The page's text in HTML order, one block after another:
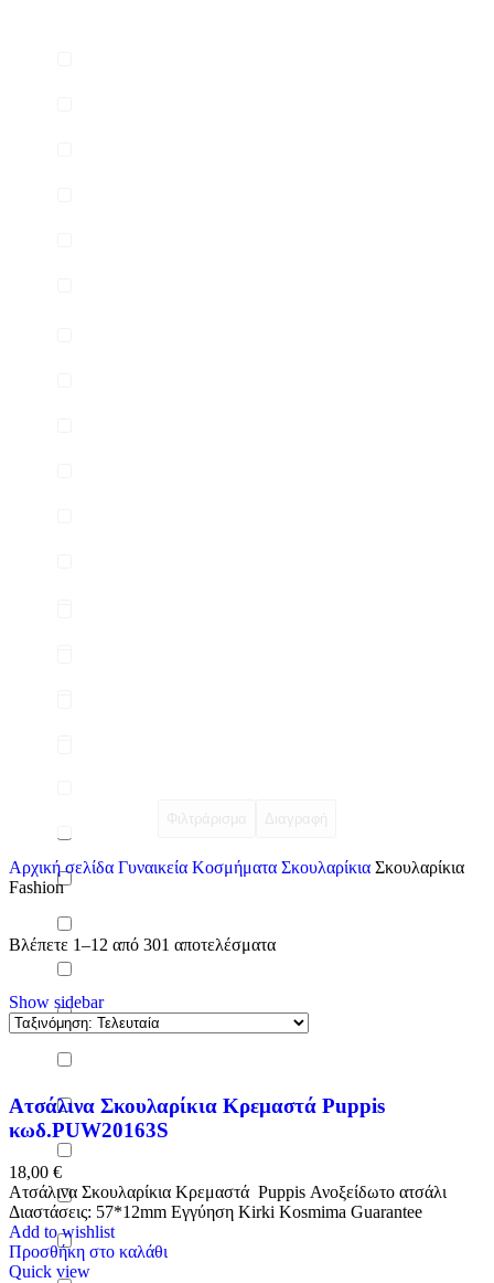
Αρχική σελίδα Γυναικεία Κοσμήματα Σκουλαρίκια Σκουλαρίκια
Fashion
Βλέπετε 1–12 από 301 αποτελέσματα
Show sidebar
Ατσάλινα Σκουλαρίκια Κρεμαστά Puppis
κωδ.PUW20163S
18,00 €
Ατσάλινα Σκουλαρίκια Κρεμαστά Puppis Ανοξείδωτο ατσάλι
Διαστάσεις: 57*12mm Εγγύηση Kirki Kosmima Guarantee
Add to wishlist
Προσθήκη στο καλάθι
Quick view